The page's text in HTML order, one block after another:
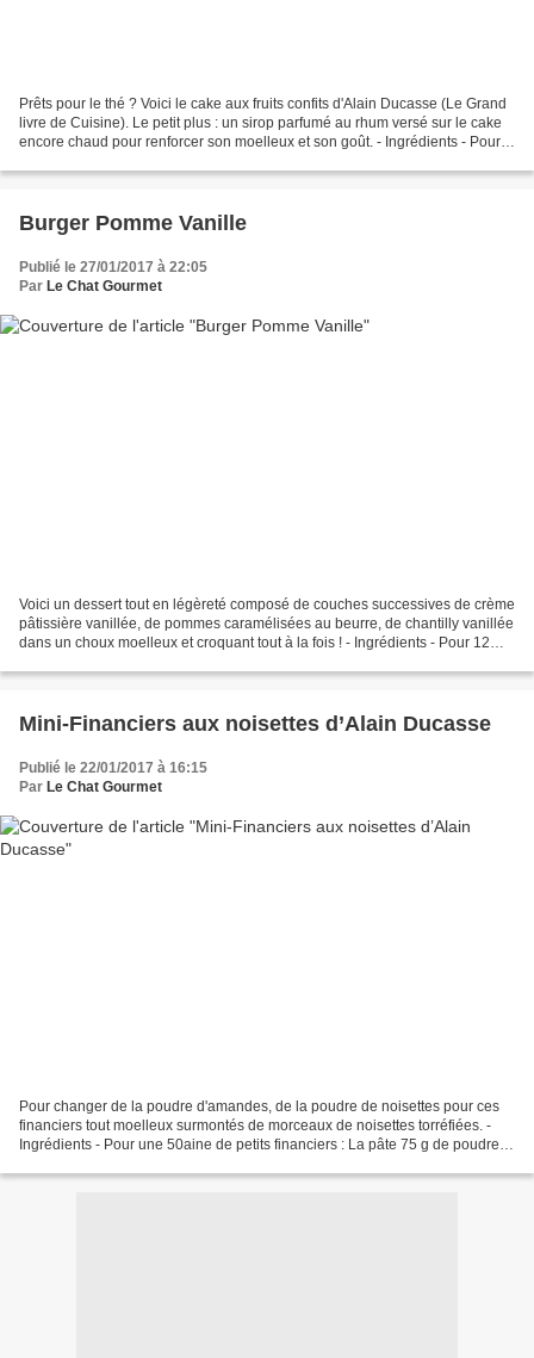
Prêts pour le thé ? Voici le cake aux fruits confits d'Alain Ducasse (Le Grand
livre de Cuisine). Le petit plus : un sirop parfumé au rhum versé sur le cake
encore chaud pour renforcer son moelleux et son goût. - Ingrédients - Pour
Burger Pomme Vanille
Publié le 27/01/2017 à 22:05
Par Le Chat Gourmet
Voici un dessert tout en légèreté composé de couches successives de crème
pâtissière vanillée, de pommes caramélisées au beurre, de chantilly vanillée
dans un choux moelleux et croquant tout à la fois ! - Ingrédients - Pour 12
Mini-Financiers aux noisettes d’Alain Ducasse
Publié le 22/01/2017 à 16:15
Par Le Chat Gourmet
Pour changer de la poudre d'amandes, de la poudre de noisettes pour ces
financiers tout moelleux surmontés de morceaux de noisettes torréfiées. -
Ingrédients - Pour une 50aine de petits financiers : La pâte 75 g de poudre